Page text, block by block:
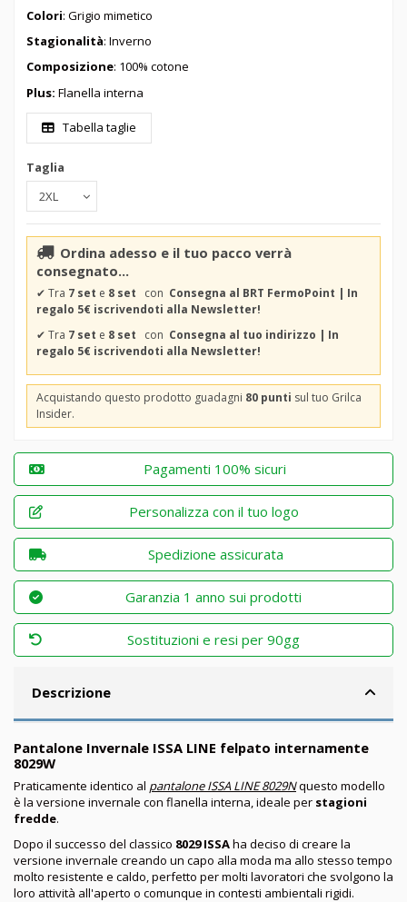
Colori: Grigio mimetico
Stagionalità: Inverno
Composizione: 100% cotone
Plus: Flanella interna
Tabella taglie
Taglia
Ordina adesso e il tuo pacco verrà
consegnato...
✔ Tra 7 set e 8 set con Consegna al BRT FermoPoint | In
regalo 5€ iscrivendoti alla Newsletter!
✔ Tra 7 set e 8 set con Consegna al tuo indirizzo | In
regalo 5€ iscrivendoti alla Newsletter!
Acquistando questo prodotto guadagni 80 punti sul tuo Grilca
Insider.
Pagamenti 100% sicuri
Personalizza con il tuo logo
Spedizione assicurata
Garanzia 1 anno sui prodotti
Sostituzioni e resi per 90gg
Descrizione
Pantalone Invernale ISSA LINE felpato internamente
8029W
Praticamente identico al pantalone ISSA LINE 8029Nquesto modello
è la versione invernale con flanella interna, ideale per stagioni
fredde.
Dopo il successo del classico 8029 ISSAha deciso di creare la
versione invernale creando un capo alla moda ma allo stesso tempo
molto resistente e caldo, perfetto per molti lavoratori che svolgono la
loro attività all'aperto o comunque in contesti ambientali rigidi.